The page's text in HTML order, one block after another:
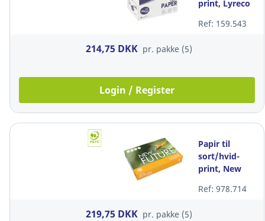
print, Lyreco
g, pakke a 5 x
Ref: 159.543
214,75 DKK pr. pakke (5)
Login / Register
Papir til
sort/hvid-
print, New
Lasertech,
Ref: 978.714
219,75 DKK pr. pakke (5)